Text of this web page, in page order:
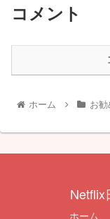
コメント
ホーム お
Netflix
ホーム